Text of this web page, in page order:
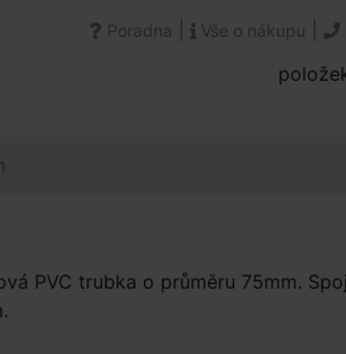
Poradna Vše o nákupu
PVC trubka o průměru 75mm.